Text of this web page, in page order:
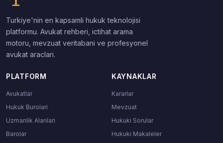
Turkiye'nin en kapsamli hukuk teknolojisi
platformu. Avukat rehberi, ictihat arama
motoru, mevzuat veritabani ve profesyonel
avukat araclari.
PLATFORM
Avukatlar
Hukuk Burolari
Uzmanlik Alanlari
Barolar
KAYNAKLAR
Kararlar
Mevzuat
Hukuki Sorular
Hukuki Makaleler